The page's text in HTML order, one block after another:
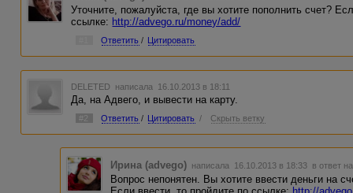
Уточните, пожалуйста, где вы хотите пополнить счет?
ссылке: http://advego.ru/money/add/
Ответить / Цитировать
DELETED написала 16.10.2013 в 18:11
Да, на Адвего, и вывести на карту.
#2 Ответить / Цитировать / Скрыть ветку
Ирина (advego) написала 16.10.2013 в 18:33 в ответ
Вопрос непонятен. Вы хотите ввести деньги на